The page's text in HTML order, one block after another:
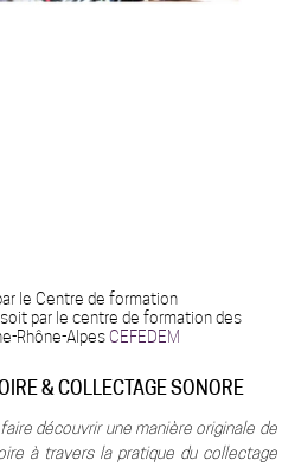
le Centre de formation
soit par le centre de formation des
Rhône-AlpesCEFEDEM
& COLLECTAGE SONORE
découvrir une manière originale de
à travers la pratique du collectage